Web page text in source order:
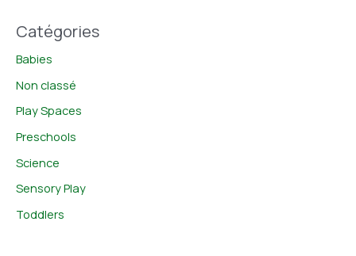
Catégories
Babies
Non classé
Play Spaces
Preschools
Science
Sensory Play
Toddlers